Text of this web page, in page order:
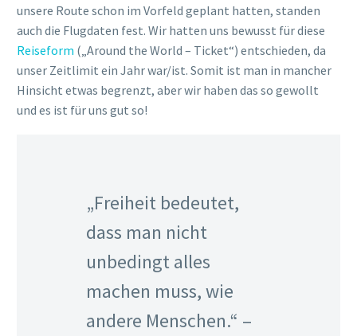
unsere Route schon im Vorfeld geplant hatten, standen
auch die Flugdaten fest. Wir hatten uns bewusst für diese
Reiseform („Around the World – Ticket“) entschieden, da
unser Zeitlimit ein Jahr war/ist. Somit ist man in mancher
Hinsicht etwas begrenzt, aber wir haben das so gewollt
und es ist für uns gut so!
„Freiheit bedeutet,
dass man nicht
unbedingt alles
machen muss, wie
andere Menschen.“ –